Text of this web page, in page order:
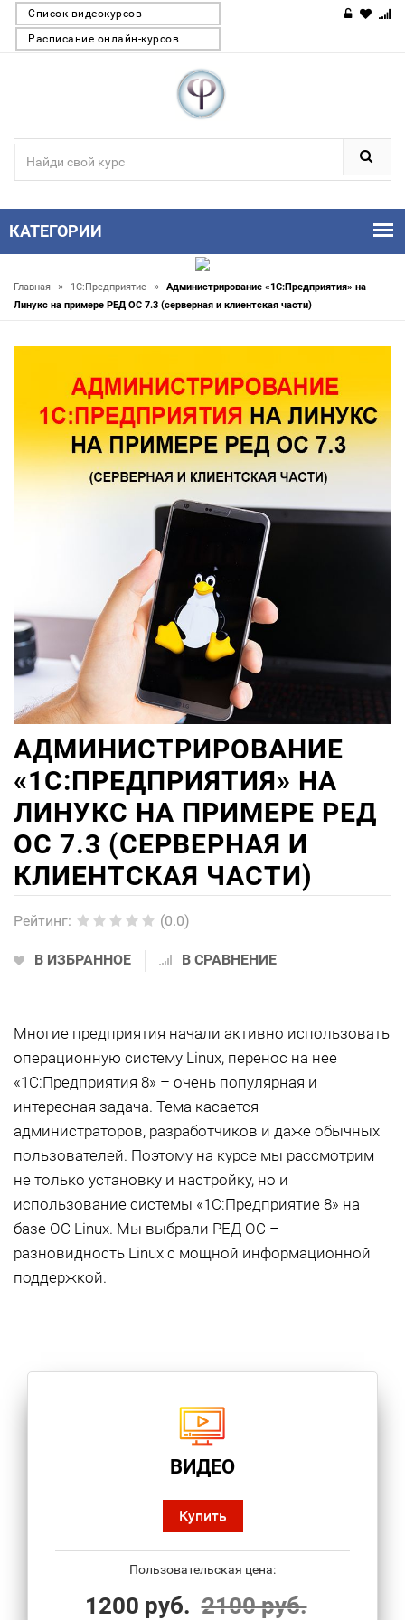
Список видеокурсов
Расписание онлайн-курсов
КАТЕГОРИИ
Главная » 1С:Предприятие »
Администрирование «1С:Предприятия» на
Линукс на примере РЕД ОС 7.3 (серверная и клиентская части)
АДМИНИСТРИРОВАНИЕ
«1С:ПРЕДПРИЯТИЯ» НА
ЛИНУКС НА ПРИМЕРЕ РЕД
ОС 7.3 (СЕРВЕРНАЯ И
КЛИЕНТСКАЯ ЧАСТИ)
Рейтинг: (0.0)
В ИЗБРАННОЕ В СРАВНЕНИЕ
Многие предприятия начали активно использовать
операционную систему Linux, перенос на нее
«1С:Предприятия 8» – очень популярная и
интересная задача. Тема касается
администраторов, разработчиков и даже обычных
пользователей. Поэтому на курсе мы рассмотрим
не только установку и настройку, но и
использование системы «1С:Предприятие 8» на
базе ОС Linux. Мы выбрали РЕД ОС –
разновидность Linux с мощной информационной
поддержкой.
ВИДЕО
Купить
Пользовательская цена:
1200 руб. 2100 руб.